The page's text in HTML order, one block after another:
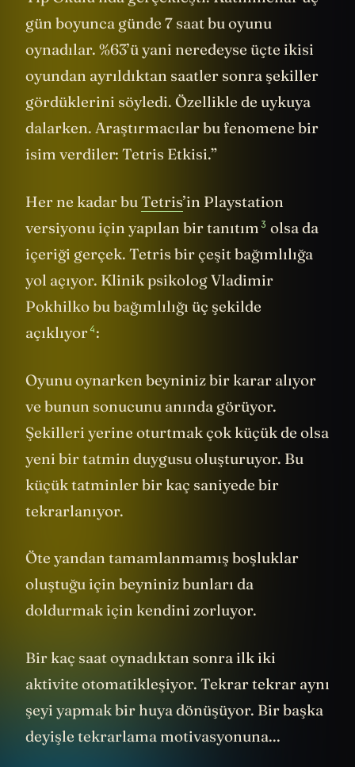
gün boyunca günde 7 saat bu oyunu
oynadılar. %63’ü yani neredeyse üçte ikisi
oyundan ayrıldıktan saatler sonra şekiller
gördüklerini söyledi. Özellikle de uykuya
dalarken. Araştırmacılar bu fenomene bir
isim verdiler: Tetris Etkisi.”
Her ne kadar buTetris’in Playstation
versiyonu için yapılan bir tanıtım 3 olsa da
içeriği gerçek. Tetris bir çeşit bağımlılığa
yol açıyor. Klinik psikolog Vladimir
Pokhilko bu bağımlılığı üç şekilde
açıklıyor4:
Oyunu oynarken beyniniz bir karar alıyor
ve bunun sonucunu anında görüyor.
Şekilleri yerine oturtmak çok küçük de olsa
yeni bir tatmin duygusu oluşturuyor. Bu
küçük tatminler bir kaç saniyede bir
tekrarlanıyor.
Öte yandan tamamlanmamış boşluklar
oluştuğu için beyniniz bunları da
doldurmak için kendini zorluyor.
Bir kaç saat oynadıktan sonra ilk iki
aktivite otomatikleşiyor. Tekrar tekrar aynı
şeyi yapmak bir huya dönüşüyor. Bir başka
deyişle tekrarlama motivasyonuna...